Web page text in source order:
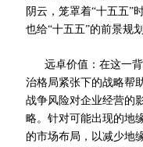
阴云，笼罩着“十五五”
也给“十五五”的前景规
远卓价值：在这一
治格局紧张下的战略帮
战争风险对企业经营的
略。针对可能出现的地
的市场布局，以减少地